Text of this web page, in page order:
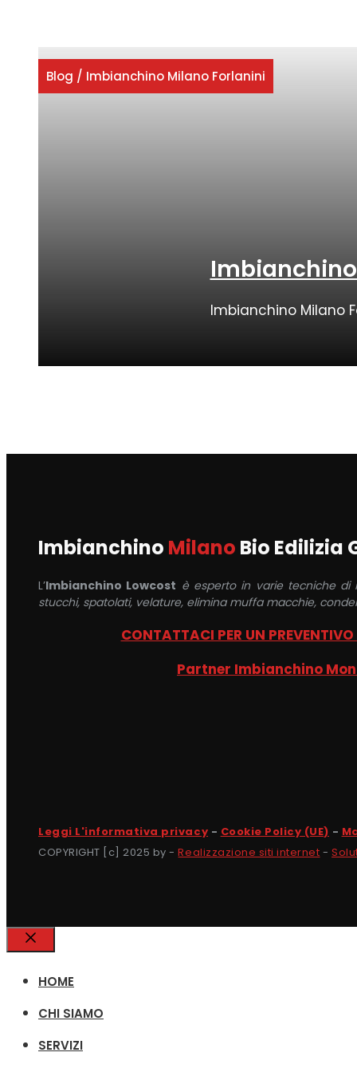
Blog / Imbianchino Milano Forlanini
Imbianchino Milano
Imbianchino Milano Bio Edilizia
L’Imbianchino Lowcost è esperto in varie tecniche di
stucchi, spatolati, velature, elimina muffa macchie,
CONTATTACI PER UN
Partner Imbianchino
Leggi L'informativa privacy - Cookie Policy (UE) -
COPYRIGHT [c] 2025 by -Realizzazione siti internet -
HOME
CHI SIAMO
SERVIZI